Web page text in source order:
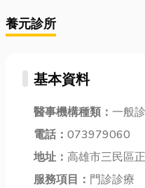
養元診所
基本資料
醫事機構種類： 一般
電話： 073979060
地址： 高雄市三民區
服務項目： 門診診療